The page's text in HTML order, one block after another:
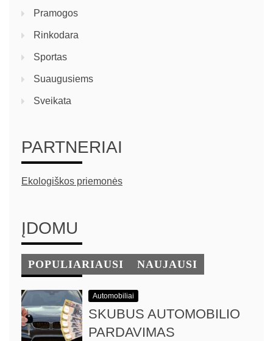
Pramogos
Rinkodara
Sportas
Suaugusiems
Sveikata
PARTNERIAI
Ekologiškos priemonės
ĮDOMU
POPULIARIAUSI NAUJAUSI
Automobiliai
SKUBUS AUTOMOBILIO
PARDAVIMAS